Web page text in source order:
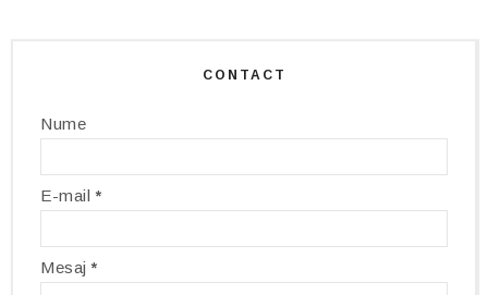
CONTACT
Nume
E-mail*
Mesaj*